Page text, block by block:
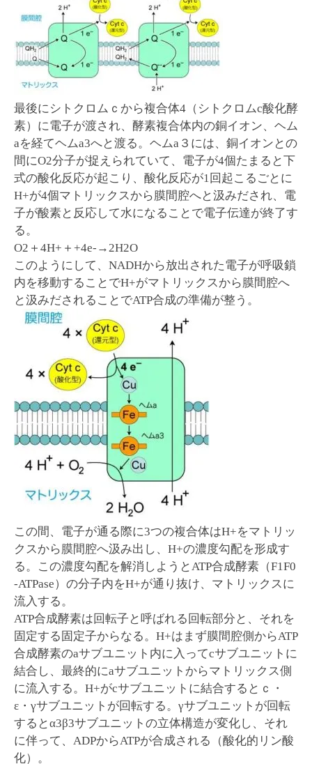
最後にシトクロムｃから複合体4（シトクロムc酸化酵
素）に電子が渡され、酵素複合体内の銅イオン、ヘム
aを経てヘムa3へと渡る。ヘムa３には、銅イオンとの
間にO2分子が捉えられていて、電子が4個たまると下
式の酸化反応が起こり、酸化反応が1回起こるごとに
H+が4個マトリックスから膜間腔へと汲みだされ、電
子が酸素と反応して水になることで電子伝達が終了す
る。
O2＋4H+＋+4e-→2H2O
このようにして、NADHから放出された電子が呼吸鎖
内を移動することでH+がマトリックスから膜間腔へ
と汲みだされることでATP合成の準備が整う。
この間、電子が通る際に3つの複合体はH+をマトリッ
クスから膜間腔へ汲み出し、H+の濃度勾配を形成す
る。この濃度勾配を解消しようとATP合成酵素（F1F0
-ATPase）の分子内をH+が通り抜け、マトリックスに
流入する。
ATP合成酵素は回転子と呼ばれる回転部分と、それを
固定する固定子からなる。H+はまず膜間腔側からATP
合成酵素のaサブユニット内に入ってcサブユニットに
結合し、最終的にaサブユニットからマトリックス側
に流入する。H+がcサブユニットに結合するとｃ・
ε・γサブユニットが回転する。γサブユニットが回転
するとα3β3サブユニットの立体構造が変化し、それ
に伴って、ADPからATPが合成される（酸化的リン酸
化）。